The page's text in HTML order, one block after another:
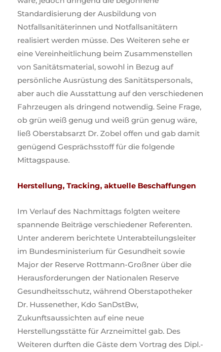
Standardisierung der Ausbildung von
Notfallsanitäterinnen und Notfallsanitätern
realisiert werden müsse. Des Weiteren sehe er
eine Vereinheitlichung beim Zusammenstellen
von Sanitätsmaterial, sowohl in Bezug auf
persönliche Ausrüstung des Sanitätspersonals,
aber auch die Ausstattung auf den verschiedenen
Fahrzeugen als dringend notwendig. Seine Frage,
ob grün weiß genug und weiß grün genug wäre,
ließ Oberstabsarzt Dr. Zobel offen und gab damit
genügend Gesprächsstoff für die folgende
Mittagspause.
Herstellung, Tracking, aktuelle Beschaffungen
Im Verlauf des Nachmittags folgten weitere
spannende Beiträge verschiedener Referenten.
Unter anderem berichtete Unterabteilungsleiter
im Bundesministerium für Gesundheit sowie
Major der Reserve Rottmann-Großner über die
Herausforderungen der Nationalen Reserve
Gesundheitsschutz, während Oberstapotheker
Dr. Hussenether, Kdo SanDstBw,
Zukunftsaussichten auf eine neue
Herstellungsstätte für Arzneimittel gab. Des
Weiteren durften die Gäste dem Vortrag des Dipl.-